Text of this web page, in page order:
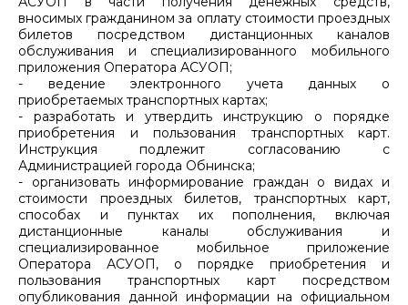
вносимых гражданином за оплату стоимости проездных
билетов посредством дистанционных каналов
обслуживания и специализированного мобильного
приложения Оператора АСУОП;
- ведение электронного учета данных о
приобретаемых транспортных картах;
- разработать и утвердить инструкцию о порядке
приобретения и пользования транспортных карт.
Инструкция подлежит согласованию с
Администрацией города Обнинска;
- организовать информирование граждан о видах и
стоимости проездных билетов, транспортных карт,
способах и пунктах их пополнения, включая
дистанционные каналы обслуживания и
специализированное мобильное приложение
Оператора АСУОП, о порядке приобретения и
пользования транспортных карт посредством
опубликования данной информации на официальном